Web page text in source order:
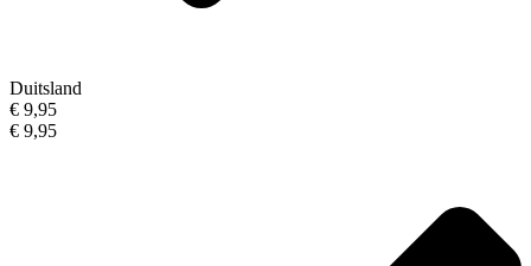
Duitsland
€ 9,95
€ 9,95